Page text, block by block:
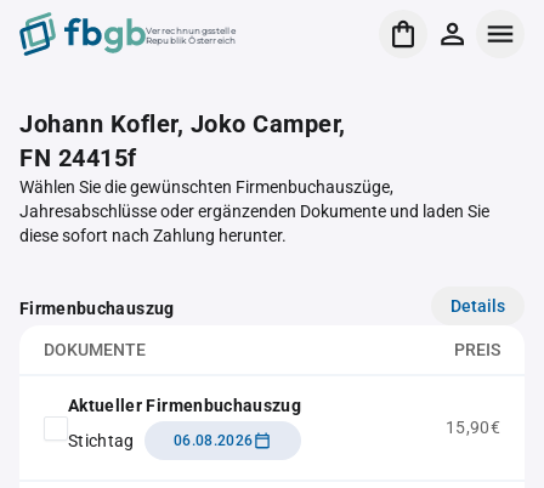
Verrechnungsstelle
Republik Österreich
Johann Kofler, Joko Camper,
FN 24415f
Wählen Sie die gewünschten Firmenbuchauszüge,
Jahresabschlüsse oder ergänzenden Dokumente und laden Sie
diese sofort nach Zahlung herunter.
Firmenbuchauszug Details
DOKUMENTE PREIS
Aktueller Firmenbuchauszug
Stichtag
06.08.2026
15,90€